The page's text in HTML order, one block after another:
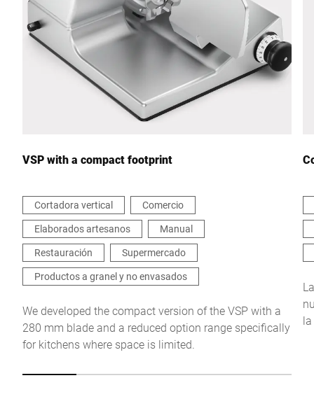
Ciudad *
País *
Escríbenos tu mensaje *
Por la presente confirmo que acepto el uso de mis datos para
procesar esta solicitud Se puede encontrar más información en
Declaración de protección de datos*
Anti-Robot Verification
Click to start verification
VSP with a compact footprint
Cortadora vertical
Comercio
Elaborados artesanos
Manual
Restauración
Supermercado
Productos a granel y no envasados
We developed the compact version of the VSP with a
280 mm blade and a reduced option range specifically
for kitchens where space is limited.